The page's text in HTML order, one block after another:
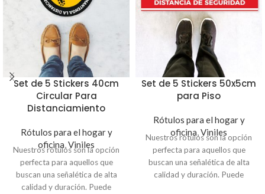
Set de 5 Stickers 40cm
Circular Para
Distanciamiento
Rótulos para el hogar y
oficina,Viniles
Nuestros rótulos son la opción
perfecta para aquellos que
buscan una señalética de alta
calidad y duración. Puede
Set de 5 Stickers 50x5cm
para Piso
Rótulos para el hogar y
oficina,Viniles
Nuestros rótulos son la opción
perfecta para aquellos que
buscan una señalética de alta
calidad y duración. Puede